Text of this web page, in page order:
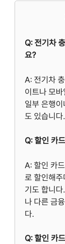
Q: 전기차
요?
A: 전기차
이트나 모
일부 은행
도 있습니다.
Q: 할인 카
A: 할인 카
로 할인해
기도 합니
나 다른 금
다.
Q: 할인 카